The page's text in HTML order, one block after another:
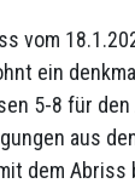
vom
ein
5-8 für
aus
dem Abriss